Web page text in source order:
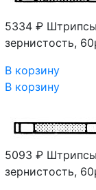
5334 ₽
зернистость,
В корзину
В корзину
5093 ₽
зернистость,